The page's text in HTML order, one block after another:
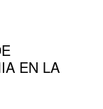
EN LA